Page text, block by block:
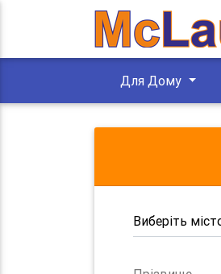
Для Дому